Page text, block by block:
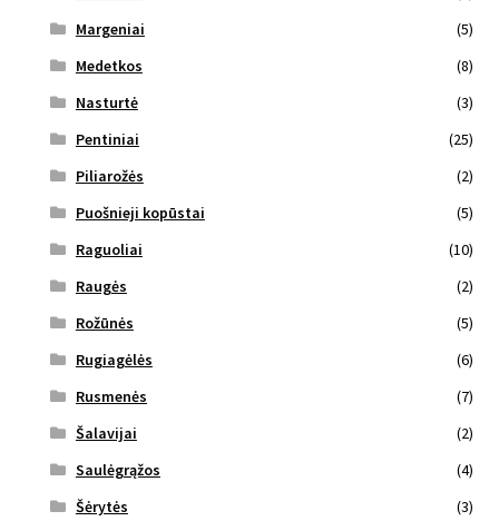
Margeniai
(5)
Medetkos
(8)
Nasturtė
(3)
Pentiniai
(25)
Piliarožės
(2)
Puošnieji kopūstai
(5)
Raguoliai
(10)
Raugės
(2)
Rožūnės
(5)
Rugiagėlės
(6)
Rusmenės
(7)
Šalavijai
(2)
Saulėgrąžos
(4)
Šėrytės
(3)